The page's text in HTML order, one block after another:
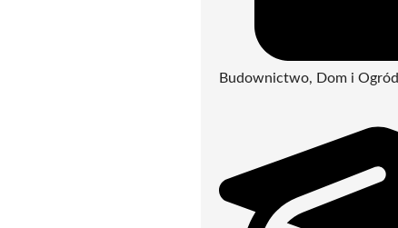
Budownictwo, Dom i Ogród